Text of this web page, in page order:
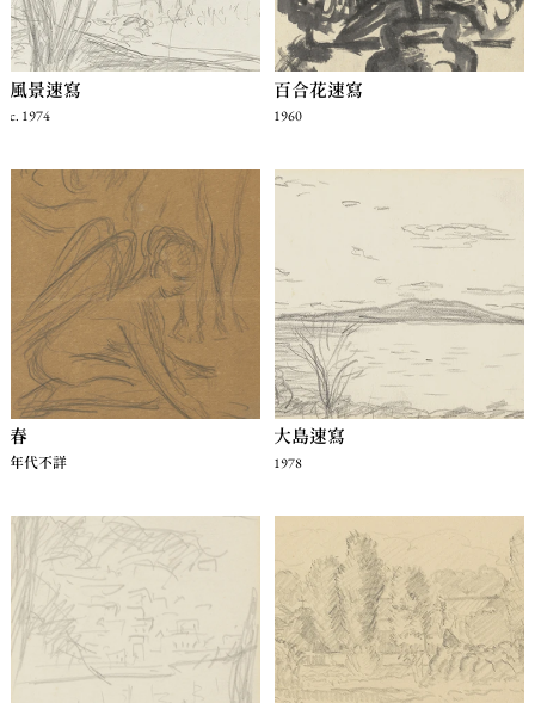
風景速寫
c. 1974
百合花速寫
1960
春
年代不詳
大島速寫
1978